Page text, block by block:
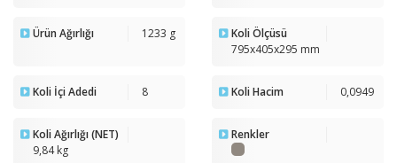
Ürün Ağırlığı 1233 g
Koli Ölçüsü
795x405x295 mm
Koli İçi Adedi 8 Koli Hacim 0,0949
Koli Ağırlığı (NET)
9,84 kg
Renkler